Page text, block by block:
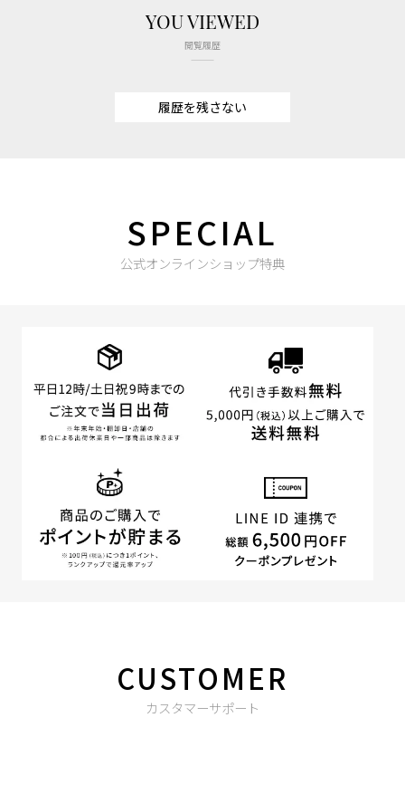
YOU VIEWED
閲覧履歴
履歴を残さない
SPECIAL
公式オンラインショップ特典
CUSTOMER
カスタマーサポート